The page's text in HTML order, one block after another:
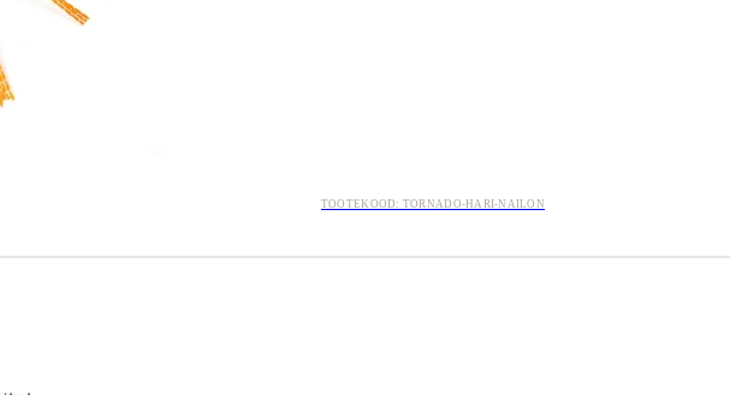
TOOTEKOOD: TORNADO-HARI-NAILON